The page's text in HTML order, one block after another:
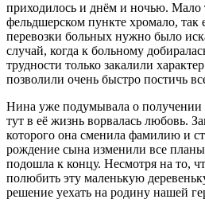
приходилось и днём и ночью. Мало
фельдшерском пункте хромало, так
перевозки больных нужно было
случай, когда к больному
трудности только закалили
позволили очень быстро постичь
Нина уже подумывала о получении
тут в её жизнь ворвалась любовь.
которого она сменила фамилию и
рождение сына изменили все
подошла к концу. Несмотря на то,
полюбить эту маленькую
решение уехать на родину нашей